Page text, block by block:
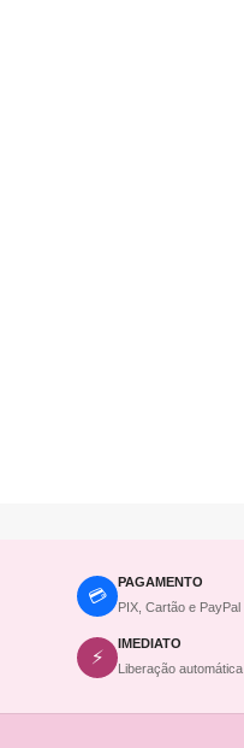
💳
PAGAMENTO
PIX, Cartão e PayPal
⚡
IMEDIATO
Liberação automática